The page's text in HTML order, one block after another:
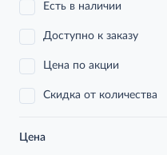
Есть в наличии
Доступно к заказу
Цена по акции
Скидка от количества
Цена